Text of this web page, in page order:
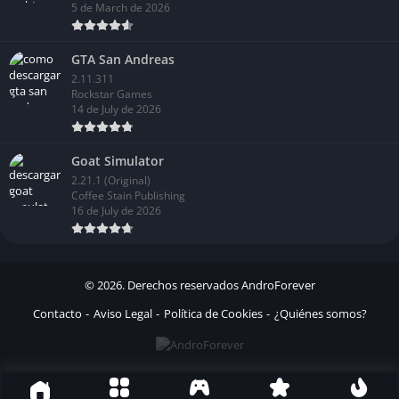
5 de March de 2026
GTA San Andreas
2.11.311
Rockstar Games
14 de July de 2026
Goat Simulator
2.21.1 (Original)
Coffee Stain Publishing
16 de July de 2026
© 2026. Derechos reservadosAndroForever
Contacto
Aviso Legal Política de Cookies ¿Quiénes somos?